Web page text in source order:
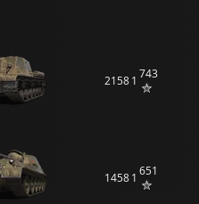
21581 743
14581 651